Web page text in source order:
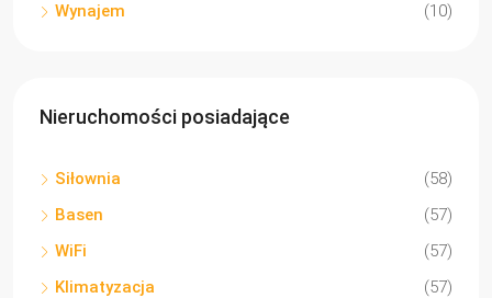
Wynajem
(10)
Nieruchomości posiadające
Siłownia
(58)
Basen
(57)
WiFi
(57)
Klimatyzacja
(57)